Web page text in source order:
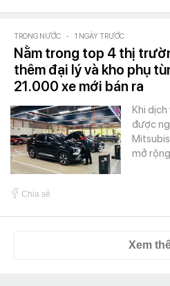
TRONG NƯỚC - 1 NGÀY TRƯỚC
Nằm trong top 4 thị
thêm đại lý và kho phụ
21.000 xe mới bán ra
Khi dịch
được
mở
Chia sẻ
Xem